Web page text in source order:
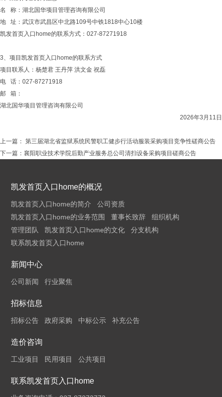
名 称：湖北国华项目管理咨询有限公司
地 址：武汉市武昌区中北路109号中铁1818中心10楼
凯发首页入口home的联系方式：027-87271918
3、项目凯发首页入口home的联系方式
项目联系人：杨楚君 王丹萍 洪文金 祝磊
电 话：027-87271918
邮 箱：
湖北国华项目管理咨询有限公司
2026年3月11日
上一篇： 第三届湖北省监狱系统民警职工健步行活动服装采购项目竞争性磋商公告
下一篇： 襄阳职业技术学院后勤产业服务总公司清扫设备采购项目磋商公告
凯发首页入口home的概况
凯发首页入口home的简介
公司资质
凯发首页入口home的业务范围
董事长致辞
组织机构
管理团队
凯发首页入口home的文化
分支机构
联系凯发首页入口home
新闻中心
公司新闻 行业聚焦
招标信息
招标公告 政府采购 中标公示 补充公告
造价咨询
工业项目 民用项目 公共项目
联系凯发首页入口home